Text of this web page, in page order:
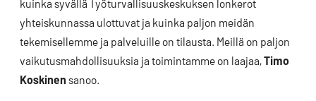
kuinka syvällä Työturvallisuuskeskuksen lonkerot
yhteiskunnassa ulottuvat ja kuinka paljon meidän
tekemisellemme ja palveluille on tilausta. Meillä on paljon
vaikutusmahdollisuuksia ja toimintamme on laajaa,Timo
Koskinen sanoo.